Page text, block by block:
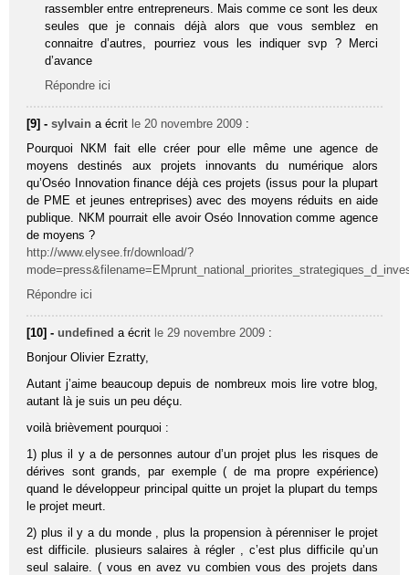
rassembler entre entrepreneurs. Mais comme ce sont les deux
seules que je connais déjà alors que vous semblez en
connaitre d’autres, pourriez vous les indiquer svp ? Merci
d’avance
Répondre ici
[9] -sylvain a écrit le 20 novembre 2009 :
Pourquoi NKM fait elle créer pour elle même une agence de
moyens destinés aux projets innovants du numérique alors
qu’Oséo Innovation finance déjà ces projets (issus pour la plupart
de PME et jeunes entreprises) avec des moyens réduits en aide
publique. NKM pourrait elle avoir Oséo Innovation comme agence
de moyens ?
http://www.elysee.fr/download/?
Répondre ici
[10] -undefined a écrit le 29 novembre 2009 :
Bonjour Olivier Ezratty,
Autant j’aime beaucoup depuis de nombreux mois lire votre blog,
autant là je suis un peu déçu.
voilà brièvement pourquoi :
1) plus il y a de personnes autour d’un projet plus les risques de
dérives sont grands, par exemple ( de ma propre expérience)
quand le développeur principal quitte un projet la plupart du temps
le projet meurt.
2) plus il y a du monde , plus la propension à pérenniser le projet
est difficile. plusieurs salaires à régler , c’est plus difficile qu’un
seul salaire. ( vous en avez vu combien vous des projets dans